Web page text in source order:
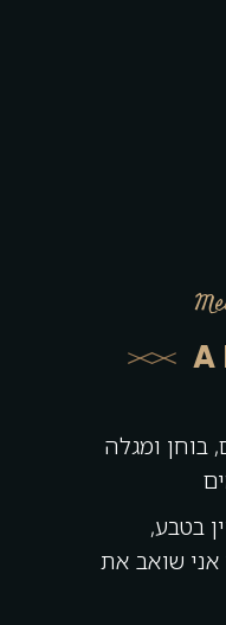
בוחן ומגלה
בטבע,
שואב את